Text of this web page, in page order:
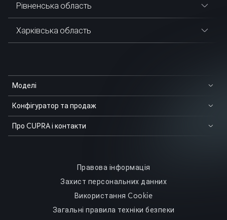
Рівненська область
Харківська область
Моделі
Конфігуратор та продаж
Про CUPRA і контакти
Правова інформація
Захист персональних данних
Використання Cookie
Загальні правила техніки безпеки